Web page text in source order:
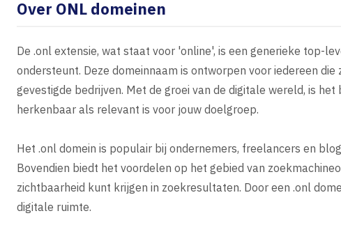
Over ONL domeinen
De .onl extensie, wat staat voor 'online', is een generieke top-
ondersteunt. Deze domeinnaam is ontworpen voor iedereen
gevestigde bedrijven. Met de groei van de digitale wereld, is
herkenbaar als relevant is voor jouw doelgroep.
Het .onl domein is populair bij ondernemers, freelancers en
Bovendien biedt het voordelen op het gebied van
zichtbaarheid kunt krijgen in zoekresultaten. Door een .onl
digitale ruimte.